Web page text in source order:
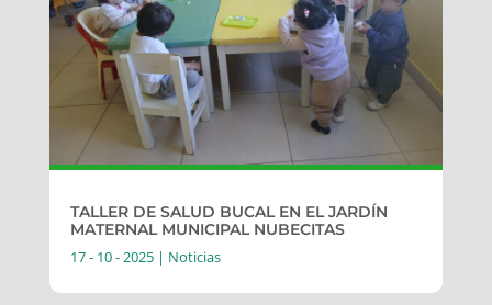
TALLER DE SALUD BUCAL EN EL JARDÍN
MATERNAL MUNICIPAL NUBECITAS
17 - 10 - 2025| Noticias